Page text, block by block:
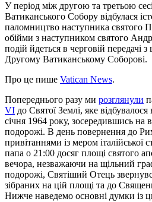
У період між другою та третьою
Ватиканського Собору відбулася
паломництво наступника святого
обійми з наступником святого
подій йдеться в черговій передачі
Другому Ватиканському Соборові.
Про це пише Vatican News.
Попереднього разу ми розглянули
VI до Святої Землі, яке
січня 1964 року, зосередившись на
подорожі. В день повернення до
привітаннями із мером італійської
папа о 21:00 досяг площі святого
вечора, незважаючи на щільний
подорожі, Святіший Отець
зібраних на цій площі та до
Нижче наведемо основні думки із